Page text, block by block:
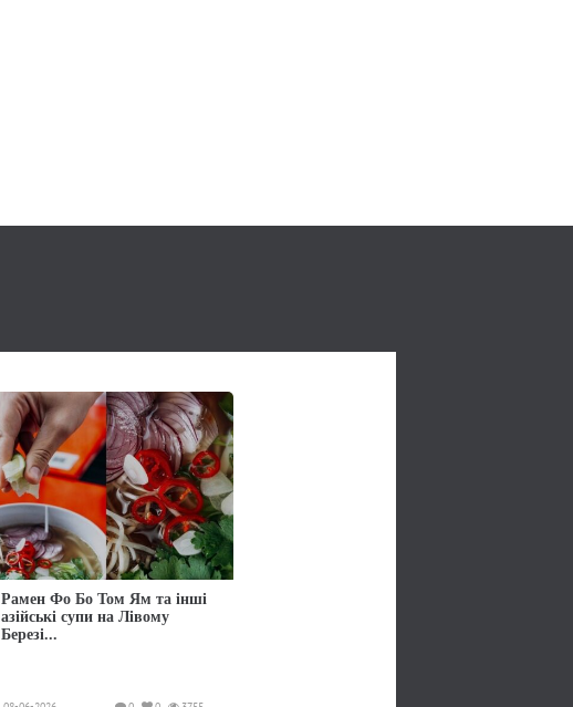
Рамен Фо Бо Том Ям та інші
азійські супи на Лівому
Березі...